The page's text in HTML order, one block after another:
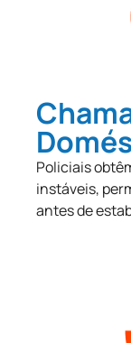
Policiais
instáveis,
antes de